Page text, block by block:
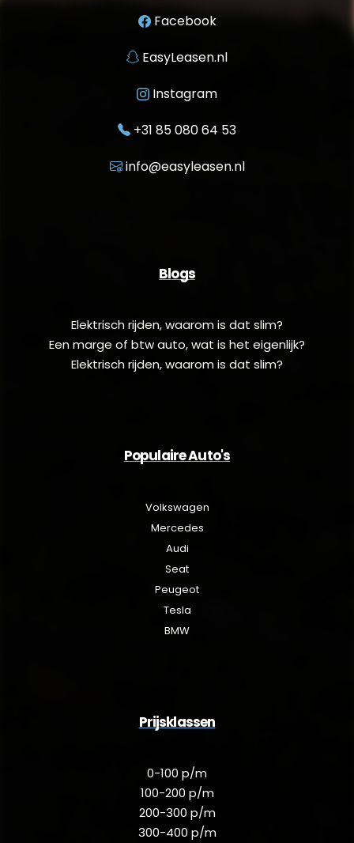
Facebook
EasyLeasen.nl
Instagram
+31 85 080 64 53
info@easyleasen.nl
Blogs
Elektrisch rijden, waarom is dat slim?
Een marge of btw auto, wat is het eigenlijk?
Elektrisch rijden, waarom is dat slim?
Populaire Auto's
Volkswagen
Mercedes
Audi
Seat
Peugeot
Tesla
BMW
Prijsklassen
0-100 p/m
100-200 p/m
200-300 p/m
300-400 p/m